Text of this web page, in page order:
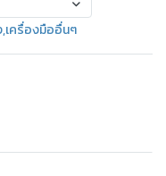
,เครื่องมืออื่นๆ